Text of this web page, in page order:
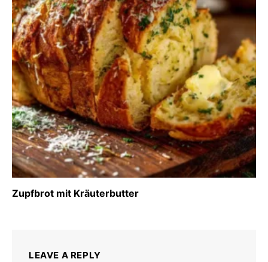
Zupfbrot mit Kräuterbutter
LEAVE A REPLY